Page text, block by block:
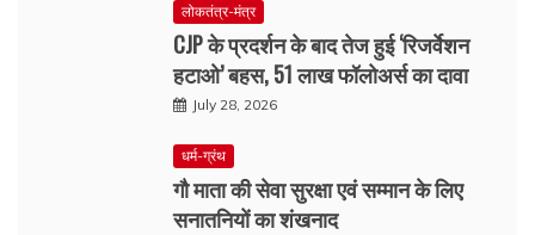
लोकतंत्र-मंत्र
CJP के प्रदर्शन के बाद तेज हुई ‘रिजर्वेशन
हटाओ’ बहस, 51 लाख फॉलोअर्स का दावा
July 28, 2026
धर्म-ग्रंथ
गौ माता की सेवा सुरक्षा एवं सम्मान के लिए
सनातनियों का शंखनाद